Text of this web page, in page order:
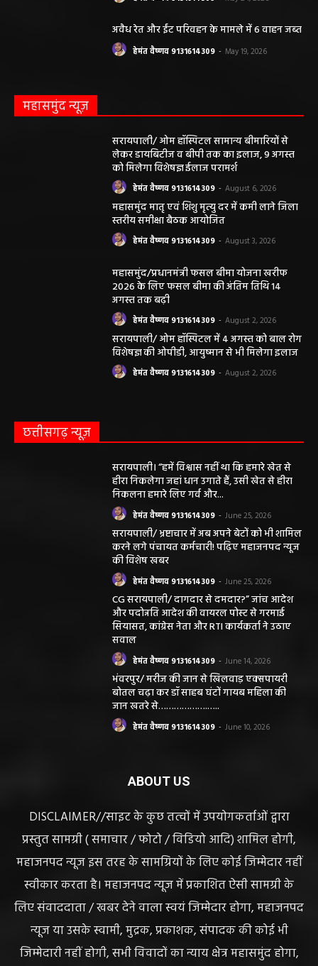
अवैध रेत और ईंट परिवहन के मामले में 6 वाहन जब्त
हेमंत वैष्णव 9131614309 - May 19, 2026
महासमुंद न्यूज़
सरायपाली/ ओम हॉस्पिटल सामान्य बीमारियों से
लेकर डायबिटीज व बीपी तक का इलाज, 9 अगस्त
को मिलेगा विशेषज्ञ ईलाज परामर्श
हेमंत वैष्णव 9131614309 - August 6, 2026
महासमुंद मातृ एवं शिशु मृत्यु दर में कमी लाने जिला
स्तरीय समीक्षा बैठक आयोजित
हेमंत वैष्णव 9131614309 - August 3, 2026
महासमुंद/प्रधानमंत्री फसल बीमा योजना खरीफ
2026 के लिए फसल बीमा की अंतिम तिथि 14
अगस्त तक बढ़ी
हेमंत वैष्णव 9131614309 - August 2, 2026
सरायपाली/ ओम हॉस्पिटल में 4 अगस्त को बाल रोग
विशेषज्ञ की ओपीडी, आयुष्मान से भी मिलेगा इलाज
हेमंत वैष्णव 9131614309 - August 2, 2026
छत्तीसगढ़ न्यूज़
सरायपाली। “हमें विश्वास नहीं था कि हमारे खेत से
हीरा निकलेगा जहां धान उगाते हैं, उसी खेत से हीरा
निकलना हमारे लिए गर्व और...
हेमंत वैष्णव 9131614309 - June 25, 2026
सरायपाली/ भ्रष्टाचार में अब अपने बेटों को भी शामिल
करने लगे पंचायत कर्मचारी! पढ़िए महाजनपद न्यूज
की विशेष खबर
हेमंत वैष्णव 9131614309 - June 25, 2026
CG सरायपाली/ दागदार से दमदार?” जांच आदेश
और पदोन्नति आदेश की वायरल पोस्ट से गरमाई
सियासत, कांग्रेस नेता और RTI कार्यकर्ता ने उठाए
सवाल
हेमंत वैष्णव 9131614309 - June 14, 2026
भंवरपुर/ मरीज की जान से खिलवाड़ एक्सपायरी
बोतल चढ़ा कर डॉ साहब घंटों गायब महिला की
जान खतरे से……………….…..
हेमंत वैष्णव 9131614309 - June 10, 2026
ABOUT US
DISCLAIMER//साइट के कुछ तत्वों में उपयोगकर्ताओं द्वारा
प्रस्तुत सामग्री ( समाचार / फोटो / विडियो आदि) शामिल होगी,
महाजनपद न्यूज इस तरह के सामग्रियों के लिए कोई जिम्मेदार नहीं
स्वीकार करता है। महाजनपद न्यूज में प्रकाशित ऐसी सामग्री के
लिए संवाददाता / खबर देने वाला स्वयं जिम्मेदार होगा, महाजनपद
न्यूज या उसके स्वामी, मुद्रक, प्रकाशक, संपादक की कोई भी
जिम्मेदारी नहीं होगी, सभी विवादों का न्याय क्षेत्र महासमुंद होगा,